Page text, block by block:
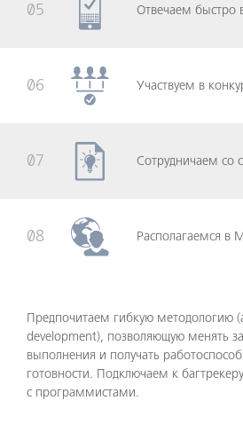
05 Отвечаем быстро
06 Участвуем в
07 Сотрудничаем со
08 Располагаемся в
Предпочитаем гибкую методологию
development), позволяющую менять
выполнения и получать
готовности. Подключаем к
с программистами.